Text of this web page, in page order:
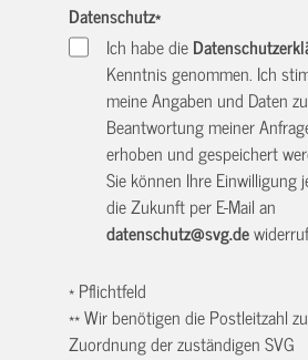
Datenschutz*
Ich habe die
Kenntnis genommen. Ich
meine Angaben und Daten
Beantwortung meiner
erhoben und gespeichert
Sie können Ihre Einwilligung
die Zukunft per E-Mail an
datenschutz@svg.de
* Pflichtfeld
** Wir benötigen die Postleitzahl
Zuordnung der zuständigen SVG